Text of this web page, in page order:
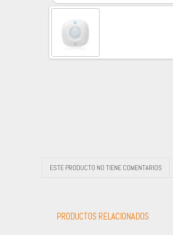
ESTE PRODUCTO NO TIENE COMENTARIOS
PRODUCTOS RELACIONADOS